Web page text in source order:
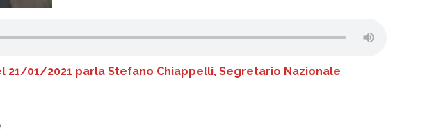
21/01/2021 parla Stefano Chiappelli, Segretario Nazionale